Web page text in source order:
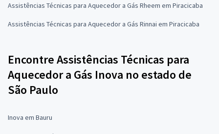
Assistências Técnicas para Aquecedor a Gás Rheem em Piracicaba
Assistências Técnicas para Aquecedor a Gás Rinnai em Piracicaba
Encontre Assistências Técnicas para
Aquecedor a Gás Inova no estado de
São Paulo
Inova em Bauru